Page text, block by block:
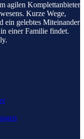
agilen Komplettanbieter
Kurze Wege,
ein gelebtes Miteinander
einer Familie findet.